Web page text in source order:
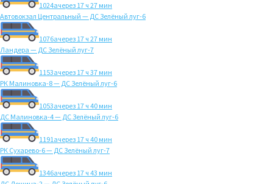
1024ачерез 17 ч 27 мин
Автовокзал Центральный — ДС Зелёный луг-6
1076ачерез 17 ч 27 мин
Ландера — ДС Зелёный луг-7
1153ачерез 17 ч 37 мин
РК Малиновка-8 — ДС Зелёный луг-6
1053ачерез 17 ч 40 мин
ДС Малиновка-4 — ДС Зелёный луг-6
1191ачерез 17 ч 40 мин
РК Сухарево-6 — ДС Зелёный луг-7
1346ачерез 17 ч 43 мин